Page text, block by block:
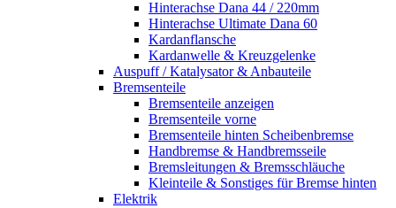
Hinterachse Dana 44 / 220mm
Hinterachse Ultimate Dana 60
Kardanflansche
Kardanwelle & Kreuzgelenke
Auspuff / Katalysator & Anbauteile
Bremsenteile
Bremsenteile anzeigen
Bremsenteile vorne
Bremsenteile hinten Scheibenbremse
Handbremse & Handbremsseile
Bremsleitungen & Bremsschläuche
Kleinteile & Sonstiges für Bremse hinten
Elektrik